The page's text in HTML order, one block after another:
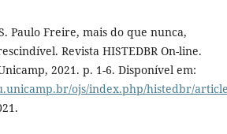
Paulo Freire, mais do que nunca,
Revista HISTEDBR On-line.
2021. p. 1-6. Disponível em:
ojs/index.php/histedbr/